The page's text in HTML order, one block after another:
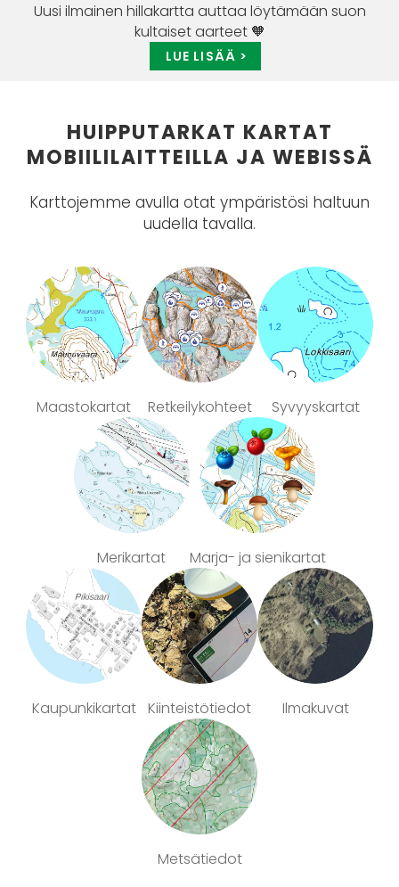
Uusi ilmainen hillakartta auttaa löytämään suon
kultaiset aarteet 🧡
LUE LISÄÄ >
HUIPPUTARKAT KARTAT
MOBIILILAITTEILLA JA WEBISSÄ
Karttojemme avulla otat ympäristösi haltuun
uudella tavalla.
Maastokartat Retkeilykohteet Syvyyskartat
Merikartat Marja- ja sienikartat
Kaupunkikartat Kiinteistötiedot Ilmakuvat
Metsätiedot